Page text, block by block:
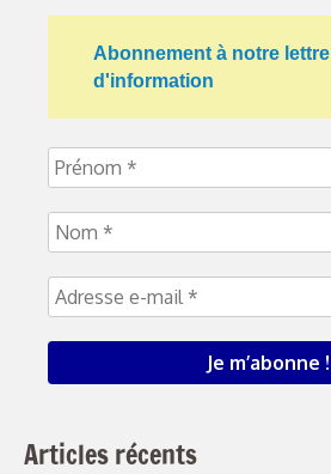
Abonnement à notre lettre
d'information
Articles récents